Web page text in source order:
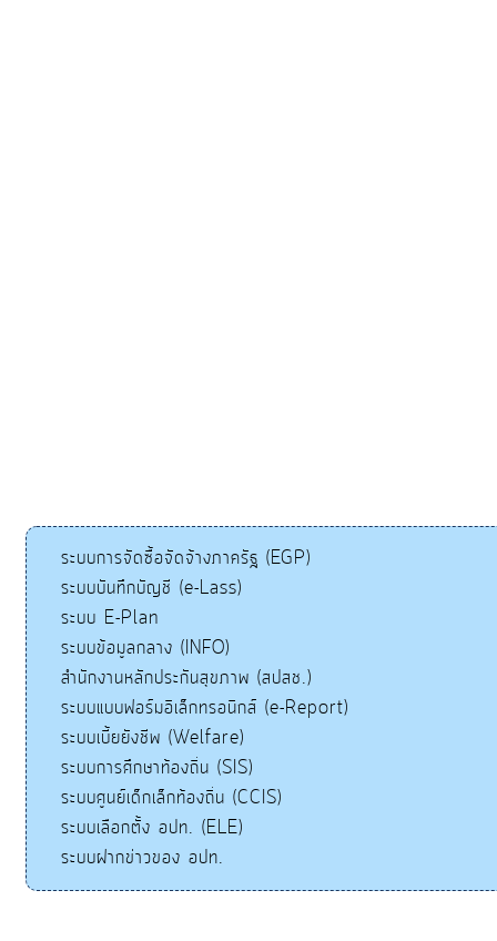
ระบบการจัดซื้อจัดจ้างภาครัฐ (EGP)
ระบบบันทึกบัญชี (e-Lass)
ระบบ E-Plan
ระบบข้อมูลกลาง (INFO)
สำนักงานหลักประกันสุขภาพ (สปสช.)
ระบบแบบฟอร์มอิเล็กทรอนิกส์ (e-Report)
ระบบเบี้ยยังชีพ (Welfare)
ระบบการศึกษาท้องถิ่น (SIS)
ระบบศูนย์เด็กเล็กท้องถิ่น (CCIS)
ระบบเลือกตั้ง อปท. (ELE)
ระบบฝากข่าวของ อปท.